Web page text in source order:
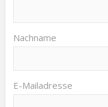
Nachname
E-Mailadresse